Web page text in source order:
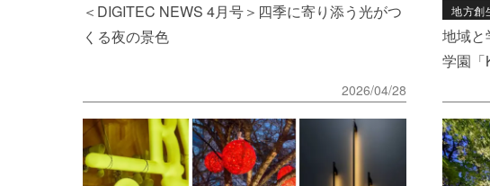
＜DIGITEC NEWS 4月号＞四季に寄り添う光がつ
くる夜の景色
2026/04/28
地方創
地域と
学園「